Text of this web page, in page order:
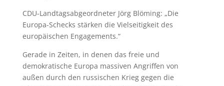
CDU-Landtagsabgeordneter Jörg Blöming: „Die
Europa-Schecks stärken die Vielseitigkeit des
europäischen Engagements.“
Gerade in Zeiten, in denen das freie und
demokratische Europa massiven Angriffen von
außen durch den russischen Krieg gegen die